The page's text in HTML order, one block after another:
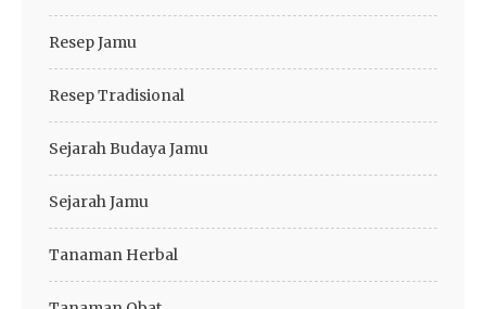
Resep Jamu
Resep Tradisional
Sejarah Budaya Jamu
Sejarah Jamu
Tanaman Herbal